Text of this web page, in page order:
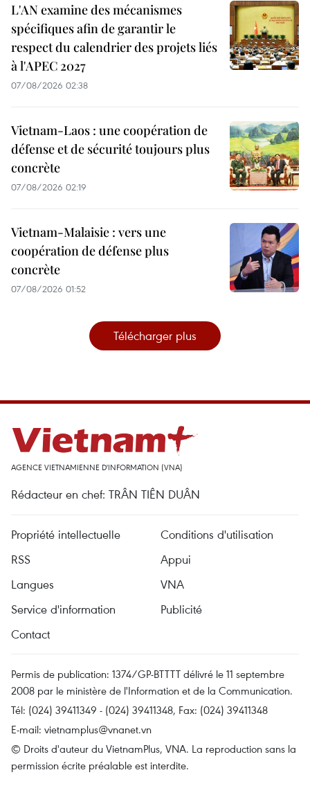
L'AN examine des mécanismes
spécifiques afin de garantir le
respect du calendrier des projets liés
à l'APEC 2027
07/08/2026 02:38
Vietnam-Laos : une coopération de
défense et de sécurité toujours plus
concrète
07/08/2026 02:19
Vietnam-Malaisie : vers une
coopération de défense plus
concrète
07/08/2026 01:52
Télécharger plus
AGENCE VIETNAMIENNE D'INFORMATION (VNA)
Rédacteur en chef: TRÂN TIÊN DUÂN
Propriété intellectuelle
Conditions d'utilisation
RSS
Appui
Langues
VNA
Service d'information
Publicité
Contact
Permis de publication: 1374/GP-BTTTT délivré le 11 septembre
2008 par le ministère de l'Information et de la Communication.
Tél: (024) 39411349 - (024) 39411348, Fax: (024) 39411348
E-mail: vietnamplus@vnanet.vn
© Droits d'auteur du VietnamPlus, VNA. La reproduction sans la
permission écrite préalable est interdite.